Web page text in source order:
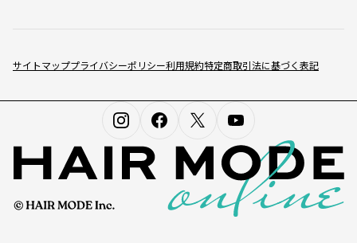
サイトマッププライバシーポリシー利用規約特定商取引法に基づく表記